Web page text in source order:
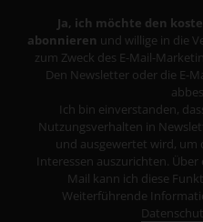
Ja, ich möchte den
abonnieren und willige in die
zum Zweck des E-Mail-
Den Newsletter oder die E-
Ich bin einverstanden,
Nutzungsverhalten in
und ausgewertet wird, um
Interessen auszurichten.
Mail kann ich diese
Weiterführende